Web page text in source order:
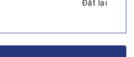
Đặt lại